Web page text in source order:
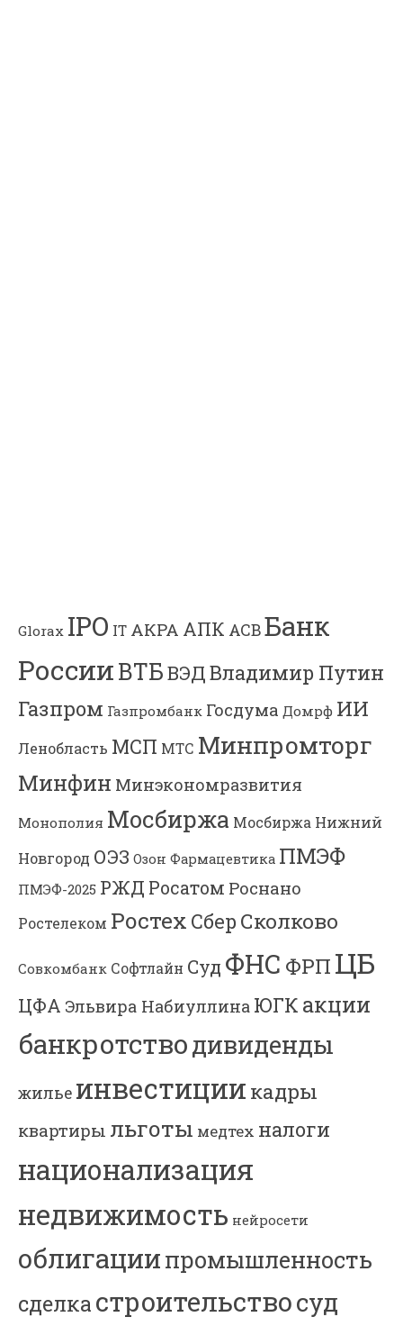
Glorax IPO IT АКРА АПК АСВБанк
РоссииВТБВЭДВладимир Путин
Газпром Газпромбанк Госдума Домрф ИИ
Ленобласть МСП МТС Минпромторг
Минфин Минэкономразвития
Монополия Мосбиржа Мосбиржа Нижний
Новгород ОЭЗ Озон Фармацевтика ПМЭФ
ПМЭФ-2025 РЖД Росатом Роснано
Ростелеком Ростех Сбер Сколково
Совкомбанк Софтлайн Суд ФНС ФРП ЦБ
ЦФА Эльвира Набиуллина ЮГК акции
банкротстводивиденды
жилье инвестиции кадры
квартиры льготы медтех налоги
национализация
недвижимость нейросети
облигациипромышленность
сделкастроительствосуд